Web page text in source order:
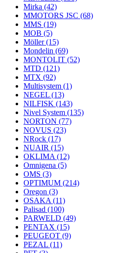
Mirka (42)
MMOTORS JSC (68)
MMS (19)
MOB (5)
Möller(15)
Mondelin (69)
MONTOLIT (52)
MTD (121)
MTX (92)
Multisystem (1)
NEGEL (13)
NILFISK (143)
Nivel System (135)
NORTON (77)
NOVUS (23)
NRock (17)
NUAIR (15)
OKLIMA (12)
Omnigena (5)
OMS (3)
OPTIMUM (214)
Oregon (3)
OSAKA (11)
Palisad (100)
PARWELD (49)
PENTAX (15)
PEUGEOT (9)
PEZAL (11)